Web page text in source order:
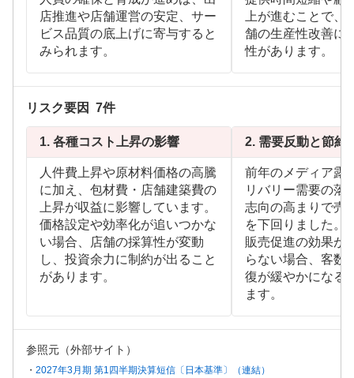
店推進や店舗運営の安定、サー
ビス品質の底上げに寄与すると
みられます。
上が進むことで、
舗の生産性改善に
性があります。
リスク要因 7件
1. 各種コスト上昇の影響
人件費上昇や原材料価格の高騰
に加え、包材費・店舗建築費の
上昇が収益に影響しています。
価格設定や効率化が追いつかな
い場合、店舗の採算性が変動
し、投資余力に制約が出ること
があります。
2. 需要反動と節約
前年のメディア露
リバリー需要の落
志向の高まりで売
を下回りました。
販売促進の効果が
らない場合、客数
復が緩やかになる
ます。
参照元（外部サイト）
2027年3月期 第1四半期決算短信〔日本基準〕（連結）